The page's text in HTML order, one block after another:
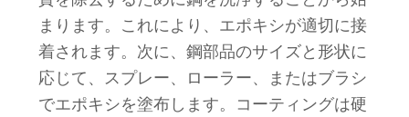
まります。これにより、エポキシが適切に接
着されます。次に、鋼部品のサイズと形状に
応じて、スプレー、ローラー、またはブラシ
でエポキシを塗布します。コーティングは硬